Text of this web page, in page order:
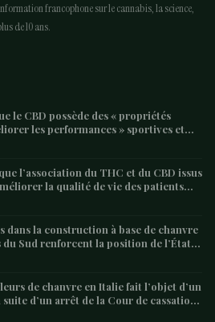
francophone sur le cannabis, la science,
de 10 ans.
le CBD possède des « propriétés
les performances » sportives et
à récupérer après l’effort
l’association du THC et du CBD issus
la qualité de vie des patients
– Marijuana Moment
dans la construction à base de chanvre
Sud renforcent la position de l’État
de chanvre en Italie fait l’objet d’un
d’un arrêt de la Cour de cassation